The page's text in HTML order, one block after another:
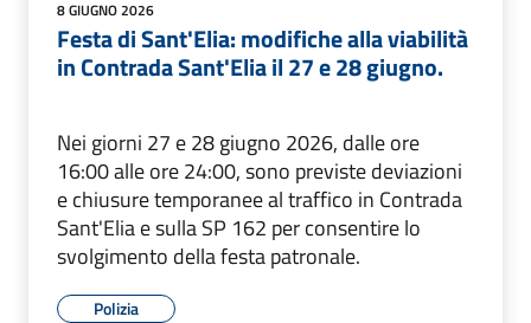
8 GIUGNO 2026
Festa di Sant'Elia: modifiche alla viabilità
in Contrada Sant'Elia il 27 e 28 giugno.
Nei giorni 27 e 28 giugno 2026, dalle ore
16:00 alle ore 24:00, sono previste deviazioni
e chiusure temporanee al traffico in Contrada
Sant'Elia e sulla SP 162 per consentire lo
svolgimento della festa patronale.
Polizia